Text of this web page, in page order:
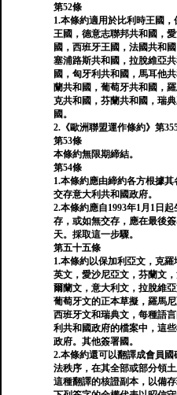
第52條
1.本條約適用於比利時王國
王國，德意志聯邦共和國，
國，西班牙王國，法國共和
塞浦路斯共和國，拉脫維亞
國，匈牙利共和國，馬耳他
蘭共和國，葡萄牙共和國，
克共和國，芬蘭共和國，瑞
國。
2.《歐洲聯盟運作條約》第
第53條
本條約無限期締結。
第54條
1.本條約應由締約各方根據
交存意大利共和國政府。
2.本條約應自1993年1月1日
存，或如無交存，應在最後
天。採取這一步驟。
第五十五條
1.本條約以保加利亞文，克
英文，愛沙尼亞文，芬蘭文
爾蘭文，意大利文，拉脫維
葡萄牙文的正本草擬，羅馬
西班牙文和瑞典文，每種語
利共和國政府的檔案中，這
政府。其他簽署國。
2.本條約還可以翻譯成會員
法秩序，在其全部或部分領
這種翻譯的核證副本，以備存